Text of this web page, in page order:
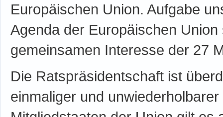
Europäischen Union. Aufgabe
Agenda der Europäischen
gemeinsamen Interesse der 27
Die Ratspräsidentschaft ist
einmaliger und